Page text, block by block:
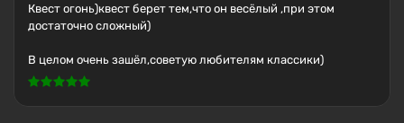
Квест огонь)квест берет тем,что он весёлый ,при этом
достаточно сложный)
В целом очень зашёл,советую любителям классики)